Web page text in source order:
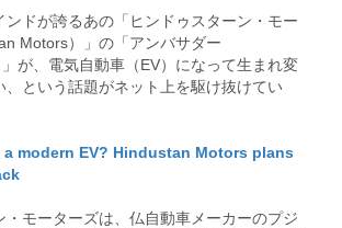
ンドが誇るあの「ヒンドゥスターン・モー
Motors）」の「アンバサダー
」が、電気自動車（EV）になって生まれ変
、という話題がネット上を駆け抜けてい
modern EV? Hindustan Motors plans
・モーターズは、仏自動車メーカーのプジ